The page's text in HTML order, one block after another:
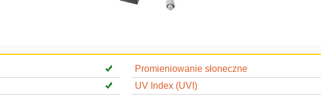
Promieniowanie słoneczne
UV Index (UVI)